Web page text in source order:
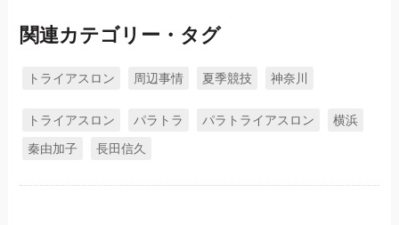
関連カテゴリー・タグ
トライアスロン 周辺事情 夏季競技 神奈川
トライアスロン パラトラ パラトライアスロン
横浜
秦由加子
長田信久